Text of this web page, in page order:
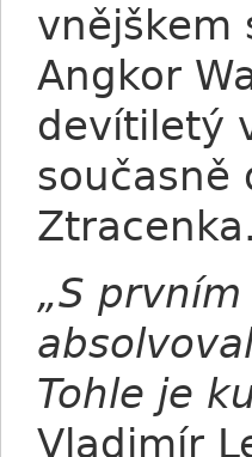
vnějškem
Angkor
devítiletý
současně
Ztracenka.
„S
Tohle je
Vladimír